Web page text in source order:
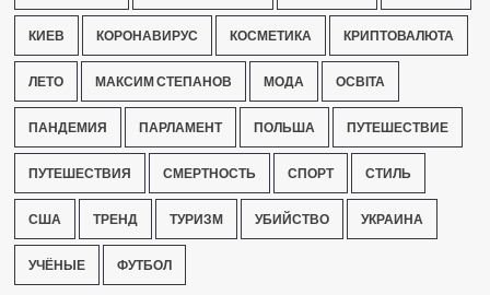
КИЕВ КОРОНАВИРУС КОСМЕТИКА КРИПТОВАЛЮТА
ЛЕТО МАКСИМ СТЕПАНОВ МОДА ОСВІТА
ПАНДЕМИЯ ПАРЛАМЕНТ ПОЛЬША ПУТЕШЕСТВИЕ
ПУТЕШЕСТВИЯ СМЕРТНОСТЬ СПОРТ СТИЛЬ
США ТРЕНД ТУРИЗМ УБИЙСТВО УКРАИНА
УЧЁНЫЕ ФУТБОЛ